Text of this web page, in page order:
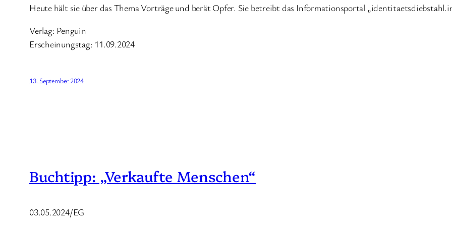
Heute hält sie über das Thema Vorträge und berät Opfer. Sie betreibt das Informationsportal
Verlag: Penguin
Erscheinungstag: 11.09.2024
13. September 2024
Buchtipp: „Verkaufte Menschen“
03.05.2024/EG